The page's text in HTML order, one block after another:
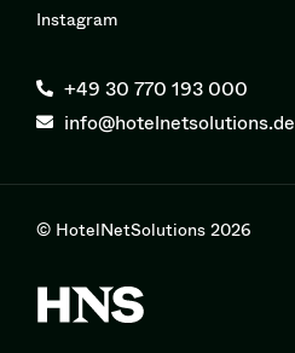
Instagram
+49 30 770 193 000
info@hotelnetsolutions.de
© HotelNetSolutions 2026